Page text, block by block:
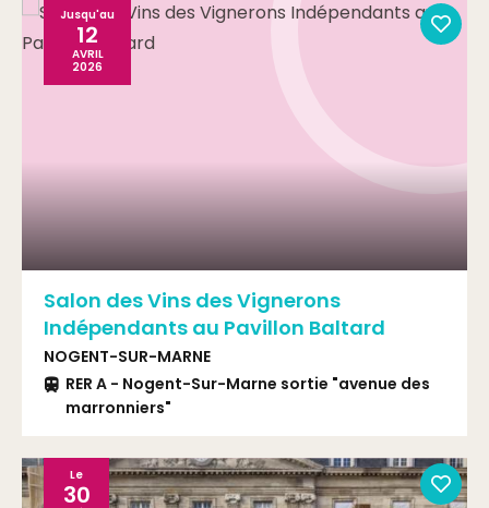
Jusqu'au
12
AVRIL
2026
Salon des Vins des Vignerons
Indépendants au Pavillon Baltard
NOGENT-SUR-MARNE
RER A - Nogent-Sur-Marne sortie "avenue des
marronniers"
Le
30